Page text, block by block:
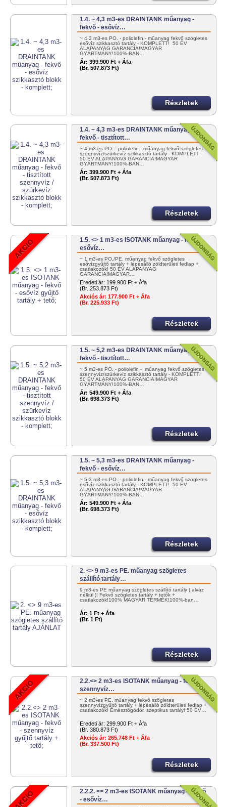
1.4. ~ 4,3 m3-es DRAINTANK műanyag -
fekvő - esővíz…
~ 4,3 m3-es PO. - poliolefin - műanyag fekvő szögletes
esővíz szikkasztó tartály - KOMPLETT! 50 ÉV
ALAPANYAG GARANCIA!MAGYAR
GYÁRTMÁNY!100%-BAN…
Ár: 399.900 Ft + Áfa
(Br. 507.873 Ft)
Részletek
1.4. ~ 4,3 m3-es DRAINTANK műanyag -
fekvő - tisztított…
~ 4 m3-es PO. - poliolefin - műanyag fekvő szögletes
szennyvíz/szürkevíz szikkasztó tartály - KOMPLETT!
50 ÉV ALAPANYAG GARANCIA!MAGYAR
GYÁRTMÁNY!100%-BAN…
Ár: 399.900 Ft + Áfa
(Br. 507.873 Ft)
Részletek
1.5. <> 1 m3-es ISOTANK műanyag - fekvő -
esővíz…
~ 1 m3-es PO./PE. műanyag fekvő szögletes
esővízgyűjtő tartály + lépésálló zöldterületi fedlap +
csatlakozók! 50 ÉV ALAPANYAG
GARANCIA!MAGYAR…
Eredeti ár: 199.900 Ft + Áfa
(Br. 253.873 Ft)
Akciós ár: 177.900 Ft + Áfa
(Br. 225.933 Ft)
Részletek
1.5. ~ 5,2 m3-es DRAINTANK műanyag -
fekvő - tisztított…
~ 5 m3-es PO. - poliolefin - műanyag fekvő szögletes
szennyvíz/szürkevíz szikkasztó tartály - KOMPLETT!
50 ÉV ALAPANYAG GARANCIA!MAGYAR
GYÁRTMÁNY!100%-BAN…
Ár: 549.900 Ft + Áfa
(Br. 698.373 Ft)
Részletek
1.5. ~ 5,3 m3-es DRAINTANK műanyag -
fekvő - esővíz…
~ 5,3 m3-es PO. - poliolefin - műanyag fekvő szögletes
esővíz szikkasztó tartály - KOMPLETT! 50 ÉV
ALAPANYAG GARANCIA!MAGYAR
GYÁRTMÁNY!100%-BAN…
Ár: 549.900 Ft + Áfa
(Br. 698.373 Ft)
Részletek
2. <> 9 m3-es PE. műanyag szögletes
szállító tartály…
9 m3-es PE műanyag szögletes szállító tartály ( alváz
nélkül )! Fekvő szögletes tartály + tetők +
csatlakozók!100% MAGYAR TERMÉK!100%-ban…
Ár: 1 Ft + Áfa
(Br. 1 Ft)
Részletek
2.2.<> 2 m3-es ISOTANK műanyag - fekvő -
szennyvíz…
~ 2 m3-es PE. műanyag fekvő szögletes
szennyvízgyűjtő tartály + lépésálló zöldterületi fedlap +
csatlakozók! Emésztőgödör, szeptikus tartály! 50 ÉV…
Eredeti ár: 299.900 Ft + Áfa
(Br. 380.873 Ft)
Akciós ár: 265.748 Ft + Áfa
(Br. 337.500 Ft)
Részletek
2.2.2. <> 2 m3-es ISOTANK műanyag - fekvő
- esővíz…